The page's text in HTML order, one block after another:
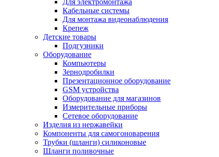
Для электромонтажа
Кабельные системы
Для монтажа видеонаблюдения
Крепеж
Детские товары
Подгузники
Оборудование
Компьютеры
Зернодробилки
Презентационное оборудование
GSM устройства
Оборудование для магазинов
Измерительные приборы
Сетевое оборудование
Изделия из нержавейки
Компоненты для самогоноварения
Трубки (шланги) силиконовые
Шланги поливочные